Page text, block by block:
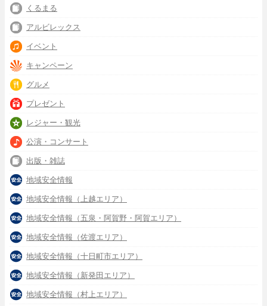
くるまる
アルビレックス
イベント
キャンペーン
グルメ
プレゼント
レジャー・観光
公演・コンサート
出版・雑誌
地域安全情報
地域安全情報（上越エリア）
地域安全情報（五泉・阿賀野・阿賀エリア）
地域安全情報（佐渡エリア）
地域安全情報（十日町市エリア）
地域安全情報（新発田エリア）
地域安全情報（村上エリア）